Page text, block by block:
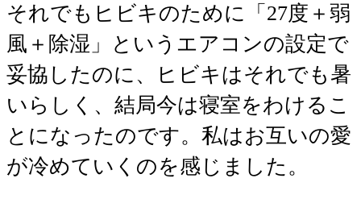
それでもヒビキのために「27度＋弱
風＋除湿」というエアコンの設定で
妥協したのに、ヒビキはそれでも暑
いらしく、結局今は寝室をわけるこ
とになったのです。私はお互いの愛
が冷めていくのを感じました。